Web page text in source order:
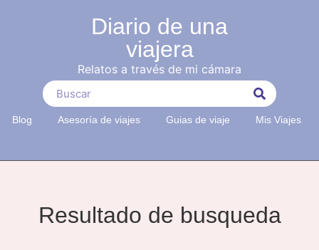
Diario de una
viajera
Relatos a través de mi cámara
Blog Asesoría de viajes Guias de viaje Mis Viajes
Resultado de busqueda